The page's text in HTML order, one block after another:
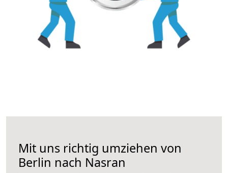
Mit uns richtig umziehen von
Berlin nach Nasran